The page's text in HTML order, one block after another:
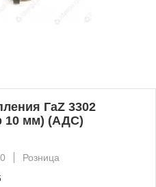
ГаZ 3302
10 мм) (АДС)
Розница